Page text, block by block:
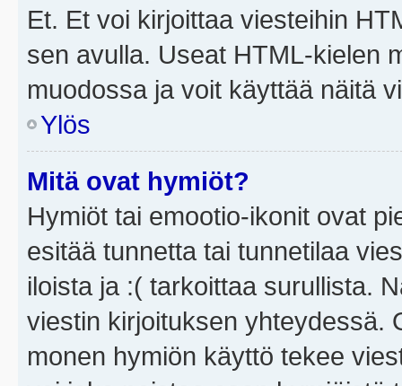
Et. Et voi kirjoittaa viesteihin
sen avulla. Useat HTML-kielen
muodossa ja voit käyttää näitä
Ylös
Mitä ovat hymiöt?
Hymiöt tai emootio-ikonit ovat
esitää tunnetta tai tunnetilaa
iloista ja :( tarkoittaa surullista.
viestin kirjoituksen yhteydessä.
monen hymiön käyttö tekee